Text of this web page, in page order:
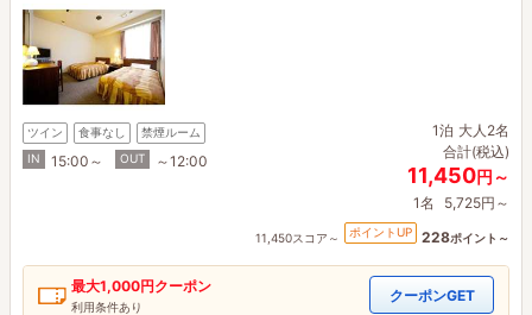
ツイン 食事なし
禁煙ルーム
IN
15:00～ OUT ～12:00
1泊 大人2名
合計(税込)
11,450円～
1名 5,725円～
11,450スコア～ ポイントUP 228ポイント～
最大1,000円クーポン
利用条件あり
クーポンGET